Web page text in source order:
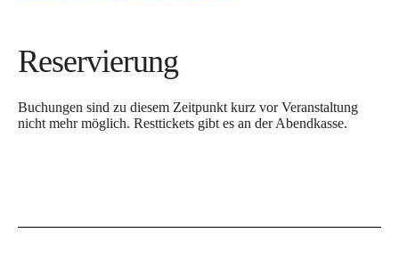
Reservierung
Buchungen sind zu diesem Zeitpunkt kurz vor Veranstaltung
nicht mehr möglich. Resttickets gibt es an der Abendkasse.